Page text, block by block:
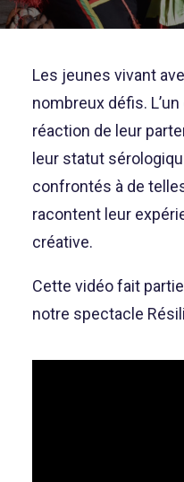
Les jeunes vivant
nombreux défis. L’un
réaction de leur
leur statut
confrontés à de
racontent leur
créative.
Cette vidéo fait
notre spectacle